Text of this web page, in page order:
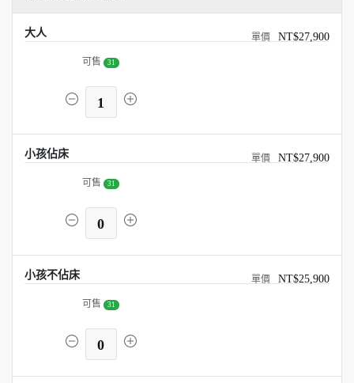
大人 NT$27,900
可售 31
1
小孩佔床 NT$27,900
可售 31
0
小孩不佔床 NT$25,900
可售 31
0